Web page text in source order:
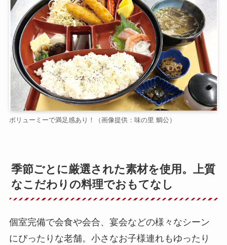
ボリューミーで満足感あり！（画像提供：味の里 鯛公）
季節ごとに厳選された素材を使用。上質
なこだわりの料理でおもてなし
個室完備で会食や会合、宴会などの様々なシーン
にぴったりな老舗。小さなお子様連れもゆったり